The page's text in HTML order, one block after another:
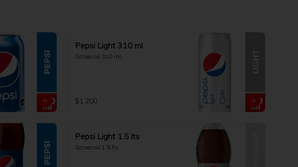
Pepsi Light 310 ml
Gaseosa 310 ml
$1.200
Pepsi Light 1.5 lts
Gaseosa 1.5 lts